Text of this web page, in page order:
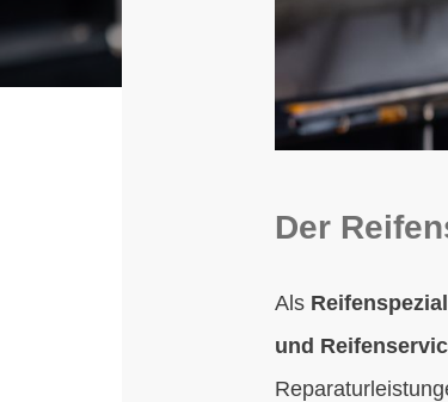
Der
Als
und